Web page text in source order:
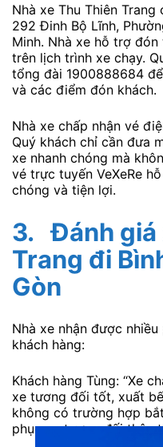
Nhà xe Thu Thiên
292 Đinh Bộ Lĩnh,
Minh. Nhà xe hỗ trợ
trên lịch trình xe chạy.
tổng đài 1900888684
và các điểm đón khách.
Nhà xe chấp nhận vé
Quý khách chỉ cần đưa
xe nhanh chóng mà
vé trực tuyến VeXeRe
chóng và tiện lợi.
3.Đánh giá
Trang đi
Gòn
Nhà xe nhận được
khách hàng:
Khách hàng Tùng: “Xe
xe tương đối tốt, xuất
không có trường hợp
phục vụ tương đối thân